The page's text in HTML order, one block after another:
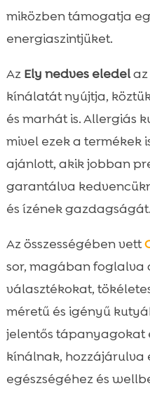
miközben támogatja
energiaszintjüket.
Az Ely nedves eledelaz
kínálatát nyújtja,
és marhát is. Allergiás
mivel ezek a termékek
ajánlott, akik jobban
garantálva
és ízének gazdagságát.
Az összességében vett
sor, magában foglalva
választékokat,
méretű és igényű
jelentős tápanyagokat
kínálnak, hozzájárulva
egészségéhez és